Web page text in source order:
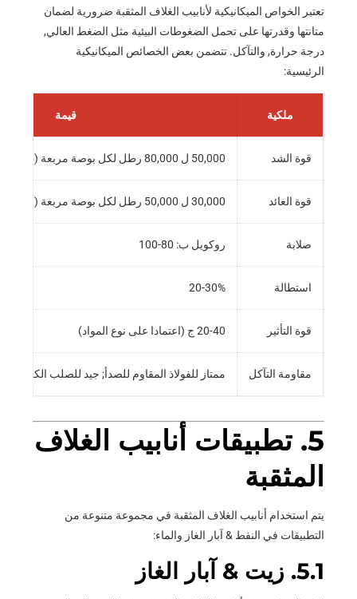
تعتبر الخواص الميكانيكية لأنابيب الغلاف المثقبة ضرورية لضمان
متانتها وقدرتها على تحمل الضغوطات البيئية مثل الضغط العالي,
درجة حرارة, والتآكل. تتضمن بعض الخصائص الميكانيكية
الرئيسية:
ملكية قيمة
قوة الشد 50,000 ل 80,000 رطل لكل بوصة مربعة (345 ل 550 MPa)
قوة العائد 30,000 ل 50,000 رطل لكل بوصة مربعة (207 ل 345 MPa)
صلابة روكويل ب: 80-100
استطالة 20-30%
قوة التأثير 20-40 ج (اعتمادا على نوع المواد)
مقاومة التآكل ممتاز للفولاذ المقاوم للصدأ; جيد للصلب الكربوني
5. تطبيقات أنابيب الغلاف
المثقبة
يتم استخدام أنابيب الغلاف المثقبة في مجموعة متنوعة من
التطبيقات في النفط & آبار الغاز والماء:
5.1. زيت & آبار الغاز